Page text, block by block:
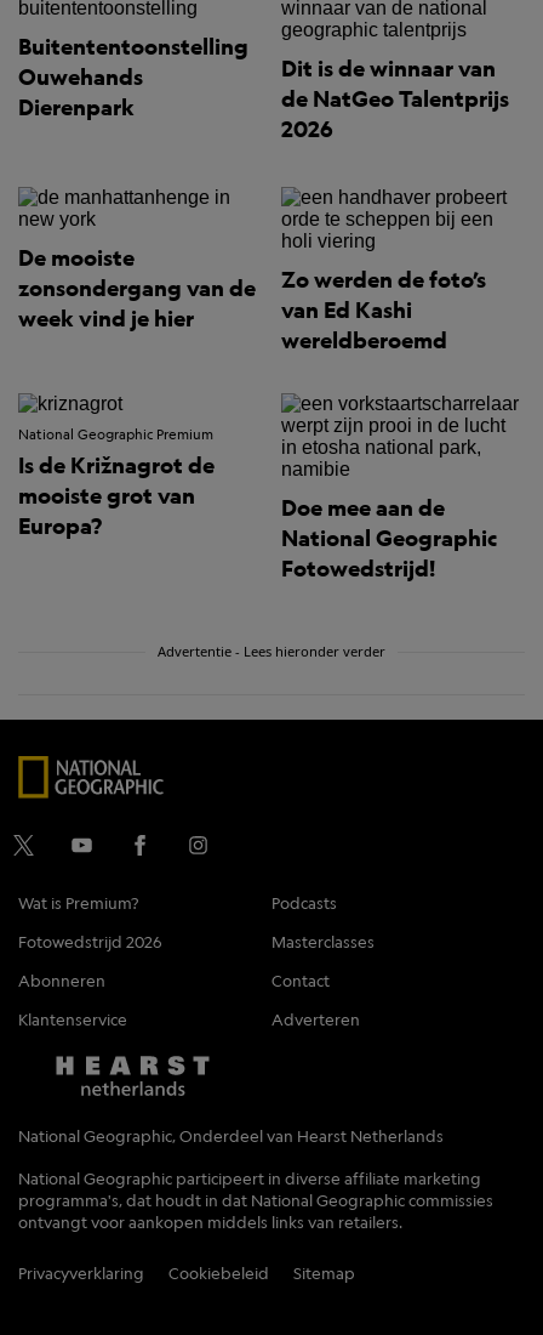
Buitententoonstelling
Ouwehands
Dierenpark
Dit is de winnaar van
de NatGeo Talentprijs
2026
De mooiste
zonsondergang van de
week vind je hier
Zo werden de foto’s
van Ed Kashi
wereldberoemd
National Geographic Premium
Is de Križnagrot de
mooiste grot van
Europa?
Doe mee aan de
National Geographic
Fotowedstrijd!
Advertentie - Lees hieronder verder
Wat is Premium?
Podcasts
Fotowedstrijd 2026
Masterclasses
Abonneren
Contact
Klantenservice
Adverteren
National Geographic, Onderdeel van Hearst Netherlands
National Geographic participeert in diverse affiliate marketing
programma's, dat houdt in dat National Geographic commissies
ontvangt voor aankopen middels links van retailers.
Privacyverklaring Cookiebeleid Sitemap